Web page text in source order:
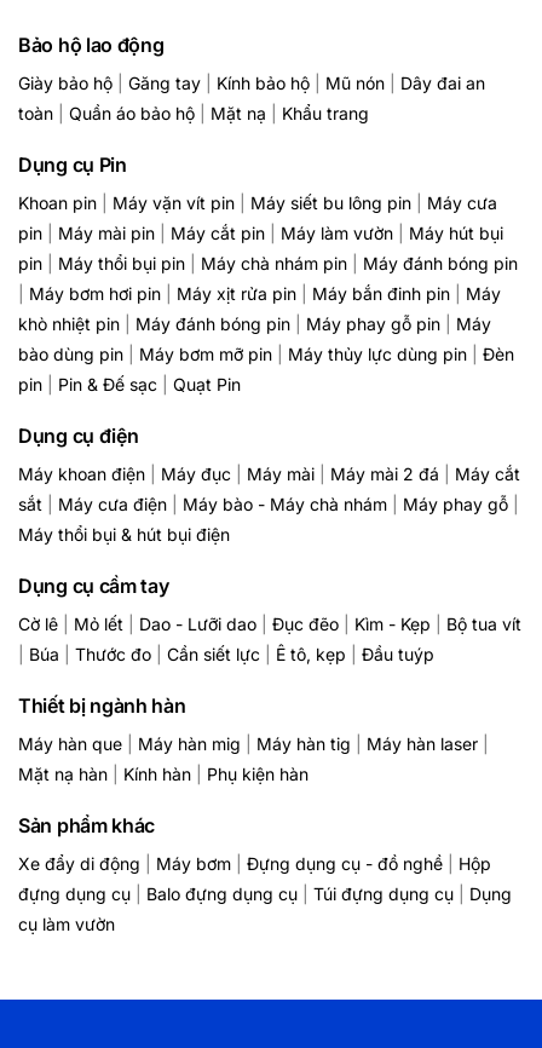
Bảo hộ lao động
Giày bảo hộ Găng tay Kính bảo hộ Mũ nón
Dây đai an
toàn
Quần áo bảo hộ Mặt nạ Khẩu trang
Dụng cụ Pin
Khoan pin Máy vặn vít pin Máy siết bu lông pin
Máy cưa
pin
Máy mài pin Máy cắt pin Máy làm vườn
Máy hút bụi
pin
Máy thổi bụi pin Máy chà nhám pin
Máy đánh bóng pin
Máy bơm hơi pin Máy xịt rửa pin Máy bắn đinh pin
Máy
khò nhiệt pin
Máy đánh bóng pin Máy phay gỗ pin
Máy
bào dùng pin
Máy bơm mỡ pin Máy thủy lực dùng pin
Đèn
pin
Pin & Đế sạc Quạt Pin
Dụng cụ điện
Máy khoan điện Máy đục Máy mài Máy mài 2 đá
Máy cắt
sắt
Máy cưa điện Máy bào - Máy chà nhám Máy phay gỗ
Máy thổi bụi & hút bụi điện
Dụng cụ cầm tay
Cờ lê Mỏ lết Dao - Lưỡi dao Đục đẽo Kìm - Kẹp
Bộ tua vít
Búa Thước đo Cần siết lực Ê tô, kẹp Đầu tuýp
Thiết bị ngành hàn
Máy hàn que Máy hàn mig Máy hàn tig Máy hàn laser
Mặt nạ hàn
Kính hàn Phụ kiện hàn
Sản phẩm khác
Xe đẩy di động Máy bơm Đựng dụng cụ - đồ nghề
Hộp
đựng dụng cụ
Balo đựng dụng cụ Túi đựng dụng cụ
Dụng
cụ làm vườn